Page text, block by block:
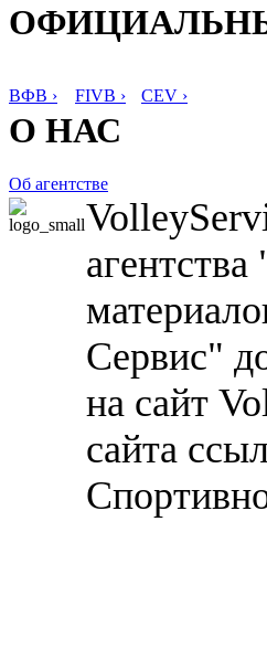
ВФВ › FIVB › CEV ›
О НАС
Об агентстве
Сервис"
на сайт
сайта